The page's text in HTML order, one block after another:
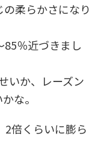
柔らかさになり
％近づきまし
いか、レーズン
な。
2倍くらいに膨ら